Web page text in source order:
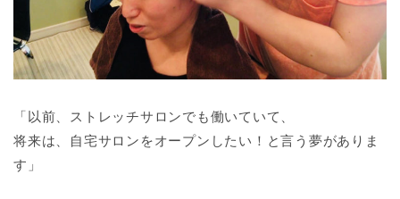
「以前、ストレッチサロンでも働いていて、
将来は、自宅サロンをオープンしたい！と言う夢がありま
す」